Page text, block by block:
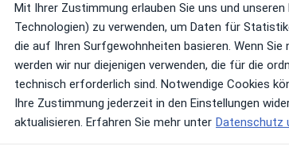
Naturheilverfahren
Bewertungen
Heute
8 Aug 9 Aug
Online-
Mit Ihrer Zustimmung erlauben Sie uns und
Technologien) zu verwenden, um Daten für
die auf Ihren Surfgewohnheiten basieren. Wenn
werden wir nur diejenigen verwenden, die für die
technisch erforderlich sind. Notwendige Cookies
Ihre Zustimmung jederzeit in den Einstellungen
aktualisieren. Erfahren Sie mehr unter Datenschutz